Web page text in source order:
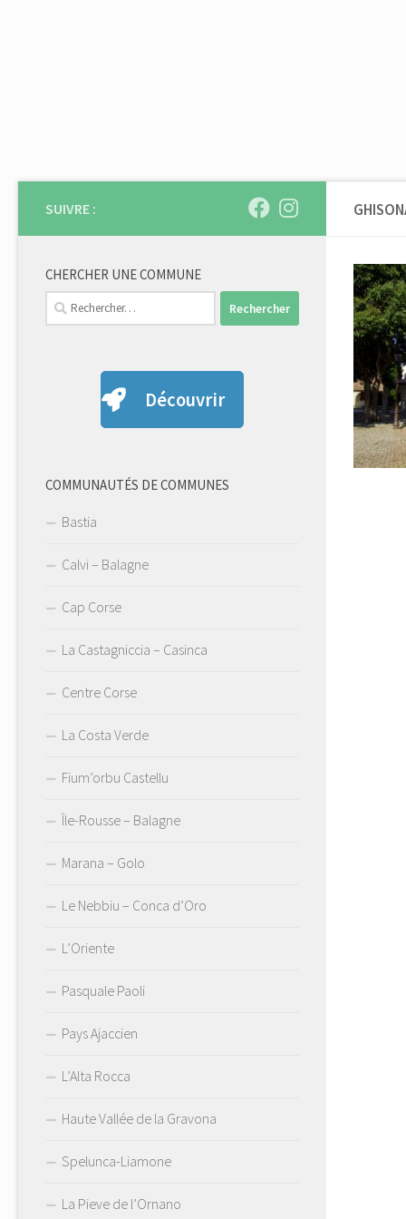
SUIVRE :
CHERCHER UNE COMMUNE
Rechercher :
Découvrir
COMMUNAUTÉS DE COMMUNES
Bastia
Calvi – Balagne
Cap Corse
La Castagniccia – Casinca
Centre Corse
La Costa Verde
Fium’orbu Castellu
Île-Rousse – Balagne
Marana – Golo
Le Nebbiu – Conca d’Oro
L’Oriente
Pasquale Paoli
Pays Ajaccien
L’Alta Rocca
Haute Vallée de la Gravona
Spelunca-Liamone
La Pieve de l’Ornano